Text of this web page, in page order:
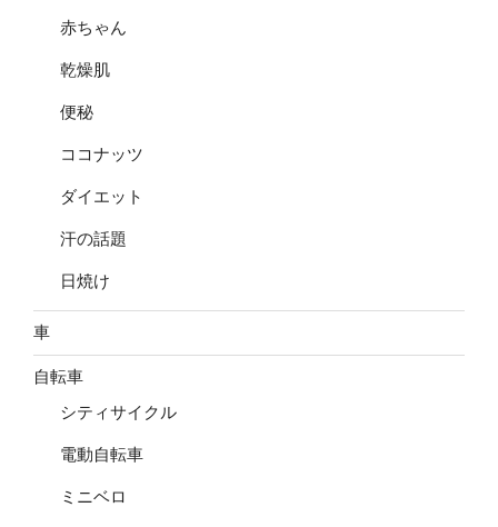
赤ちゃん
乾燥肌
便秘
ココナッツ
ダイエット
汗の話題
日焼け
車
自転車
シティサイクル
電動自転車
ミニベロ